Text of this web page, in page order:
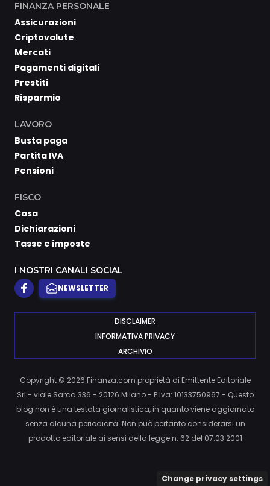
FINANZA PERSONALE
Assicurazioni
Criptovalute
Mercati
Pagamenti digitali
Prestiti
Risparmio
LAVORO
Busta paga
Partita IVA
Pensioni
FISCO
Casa
Dichiarazioni
Tasse e imposte
I NOSTRI CANALI SOCIAL
NEWSLETTER
DISCLAIMER
INFORMATIVA PRIVACY
ARCHIVIO
Copyright © 2026 Finanza.com proprietà di Emittente Editoriale
Srl - viale Sarca 336 - 20126 Milano - P.Iva: 10133750967 - Questo
blog non è una testata giornalistica, in quanto viene aggiornato
senza alcuna periodicità. Non può pertanto considerarsi un
prodotto editoriale ai sensi della legge n. 62 del 07.03.2001
Change privacy settings